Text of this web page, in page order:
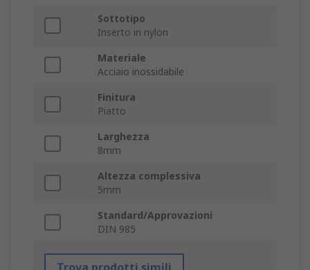
Sottotipo
Inserto in nylon
Materiale
Acciaio inossidabile
Finitura
Piatto
Larghezza
8mm
Altezza complessiva
5mm
Standard/Approvazioni
DIN 985